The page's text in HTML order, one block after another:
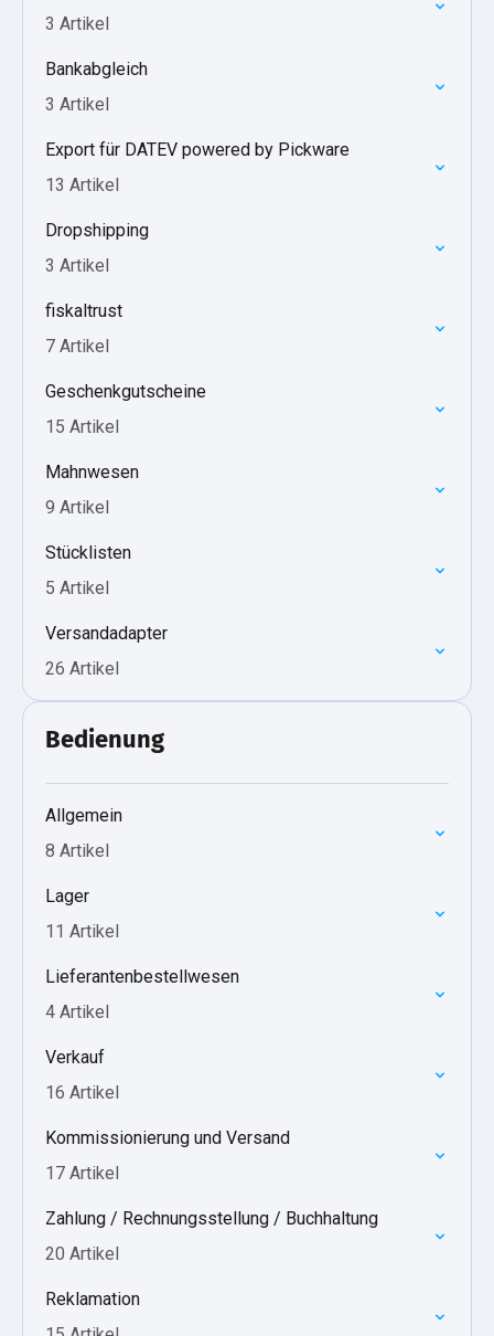
3 Artikel
Bankabgleich
3 Artikel
Export für DATEV powered by Pickware
13 Artikel
Dropshipping
3 Artikel
fiskaltrust
7 Artikel
Geschenkgutscheine
15 Artikel
Mahnwesen
9 Artikel
Stücklisten
5 Artikel
Versandadapter
26 Artikel
Bedienung
Allgemein
8 Artikel
Lager
11 Artikel
Lieferantenbestellwesen
4 Artikel
Verkauf
16 Artikel
Kommissionierung und Versand
17 Artikel
Zahlung / Rechnungsstellung / Buchhaltung
20 Artikel
Reklamation